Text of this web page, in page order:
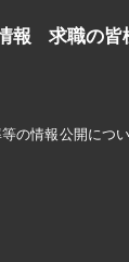
報 求職の皆
の情報公開につ